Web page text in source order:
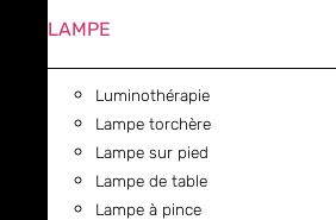
LAMPE
Luminothérapie
Lampe torchère
Lampe sur pied
Lampe de table
Lampe à pince